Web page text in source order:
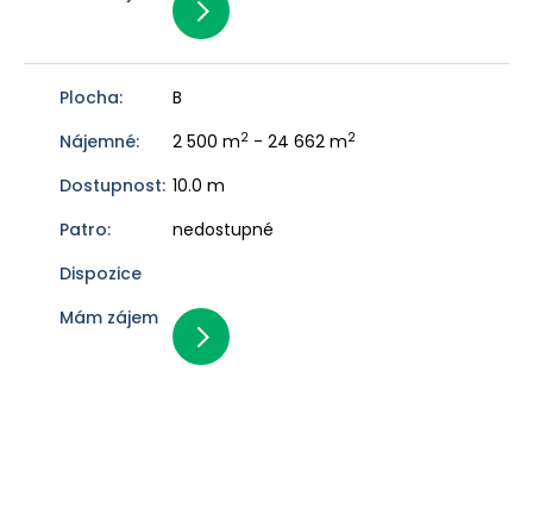
B
2 500 m2 - 24 662 m2
10.0 m
nedostupné